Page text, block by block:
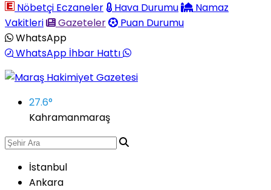
Nöbetçi Eczaneler
Hava Durumu
Namaz
Vakitleri
Gazeteler
Puan Durumu
WhatsApp
WhatsApp İhbar Hattı
27.6°
Kahramanmaraş
İstanbul
Ankara